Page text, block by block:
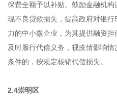
保费全额予以补贴。鼓励金融机
现不良贷款损失，提高政府对银
力的中小微企业，为其提供融资
及时履行代偿义务，视疫情影响
条件的，按规定核销代偿损失。
2.4崇明区